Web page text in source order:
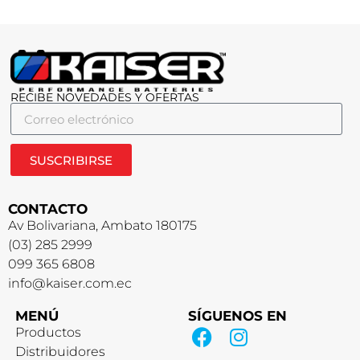
RECIBE NOVEDADES Y OFERTAS
SUSCRIBIRSE
CONTACTO
Av Bolivariana, Ambato 180175
(03) 285 2999
099 365 6808
info@kaiser.com.ec
MENÚ
Productos
Distribuidores
SÍGUENOS EN